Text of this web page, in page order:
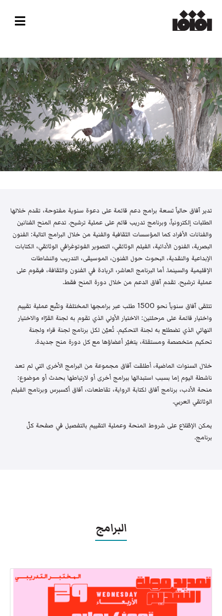
تدير آفاق حالياً تسعة برامج دعم قائمة على دعوة سنوية مفتوحة، تقدم خلالها
الطلبات إلكترونياً، وبرنامج تدريب قائم على عملية ترشيح. تدعم المنح الفنانين
والفنانات الأفراد كما المؤسسات الثقافية والفنية من خلال البرامج التالية: الفنون
البصرية، الفنون الأدائية، الفيلم الوثائقي، التصوير الفوتوغرافي الوثائقي، الكتابات
الإبداعية والنقدية، البحوث حول الفنون، الموسيقى، التدريب والنشاطات
الإقليمية والسينما. أما البرنامج العاشر، الريادة في الفنون والثقافة، فيقوم على
عملية ترشيح. تقدم آفاق الدعم من خلال دورة المنح فقط.
تتلقى آفاق سنوياً نحو 1500 طلب عبر برامجها المختلفة وتتّبع عملية تقييم
واختيار قائمة على مرحلتين: الاختيار الأولي الذي تقوم به لجنة القرّاء والاختيار
النهائي الذي تضطلع به لجنة التحكيم. تُعيّن لكل برنامج لجنة قراء ولجنة
تحكيم متخصصة ومستقلة، يتغيّر أعضاؤها مع كل دورة منح جديدة.
خلال السنوات الماضية، أطلقت آفاق مجموعة من البرامج الأخرى التي لم تعد
ناشطة اليوم إما بسبب استبدالها ببرامج أخرى أو لارتباطها بحدث أو موضوع:
منحة الأدب، برنامج آفاق لكتابة الرواية، تقاطعات، آفاق أكسبرس وبرنامج الفيلم
الوثائقي العربي.
يمكن الإطّلاع على شروط المنحة وعملية التقييم بالتفصيل في صفحة كلّ
برنامج.
البرامج